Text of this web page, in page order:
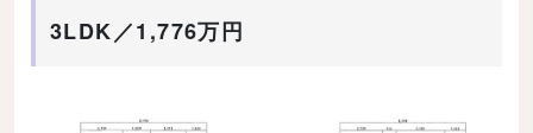
3LDK／1,776万円